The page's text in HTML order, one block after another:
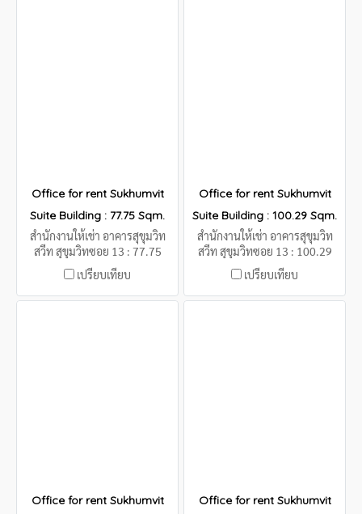
Office for rent Sukhumvit
Suite Building : 77.75 Sqm.
สำนักงานให้เช่า อาคารสุขุมวิท
สวีท สุขุมวิทซอย 13 : 77.75
Sqm.
เปรียบเทียบ
Office for rent Sukhumvit
Suite Building : 100.29 Sqm.
สำนักงานให้เช่า อาคารสุขุมวิท
สวีท สุขุมวิทซอย 13 : 100.29
Sqm.
เปรียบเทียบ
Office for rent Sukhumvit
Office for rent Sukhumvit